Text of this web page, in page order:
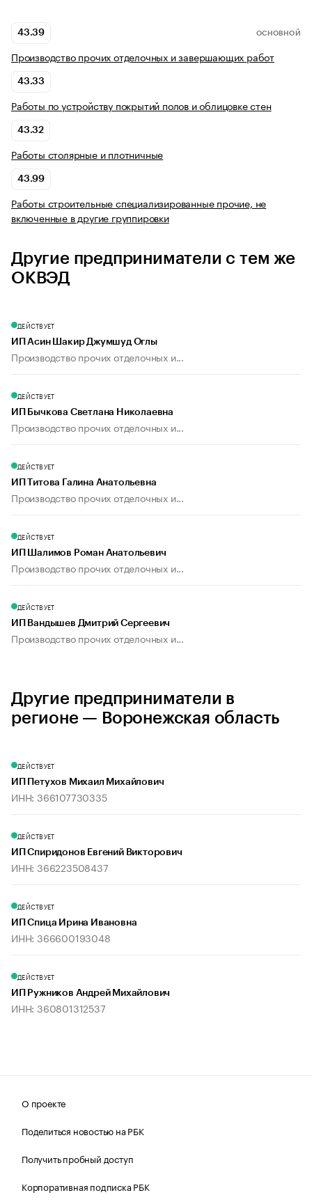
43.39 ОСНОВНОЙ
Производство прочих отделочных и завершающих работ
43.33
Работы по устройству покрытий полов и облицовке стен
43.32
Работы столярные и плотничные
43.99
Работы строительные специализированные прочие, не
включенные в другие группировки
Другие предприниматели с тем же
ОКВЭД
ДЕЙСТВУЕТ
ИП Асин Шакир Джумшуд Оглы
Производство прочих отделочных и...
ДЕЙСТВУЕТ
ИП Бычкова Светлана Николаевна
Производство прочих отделочных и...
ДЕЙСТВУЕТ
ИП Титова Галина Анатольевна
Производство прочих отделочных и...
ДЕЙСТВУЕТ
ИП Шалимов Роман Анатольевич
Производство прочих отделочных и...
ДЕЙСТВУЕТ
ИП Вандышев Дмитрий Сергеевич
Производство прочих отделочных и...
Другие предприниматели в
регионе — Воронежская область
ДЕЙСТВУЕТ
ИП Петухов Михаил Михайлович
ИНН: 366107730335
ДЕЙСТВУЕТ
ИП Спиридонов Евгений Викторович
ИНН: 366223508437
ДЕЙСТВУЕТ
ИП Спица Ирина Ивановна
ИНН: 366600193048
ДЕЙСТВУЕТ
ИП Ружников Андрей Михайлович
ИНН: 360801312537
О проекте
Поделиться новостью на РБК
Получить пробный доступ
Корпоративная подписка РБК